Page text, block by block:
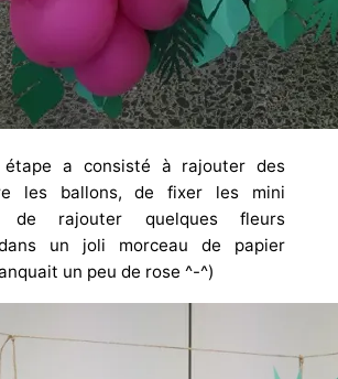
étape a consisté à rajouter des
les ballons, de fixer les mini
rajouter quelques fleurs
un joli morceau de papier
un peu de rose ^-^)